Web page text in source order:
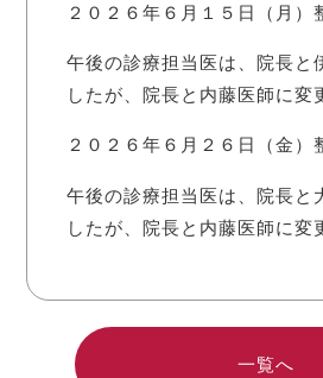
２０２６年６月１５日（月）
午後の診療担当医は、院長と
したが、院長と内藤医師に変
２０２６年６月２６日（金）
午後の診療担当医は、院長と
したが、院長と内藤医師に変
一覧へ